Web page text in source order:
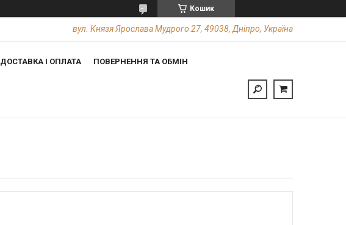
Кошик
вул. Князя Ярослава Мудрого 27, 49038, Дніпро, Україна
ДОСТАВКА І ОПЛАТА ПОВЕРНЕННЯ ТА ОБМІН